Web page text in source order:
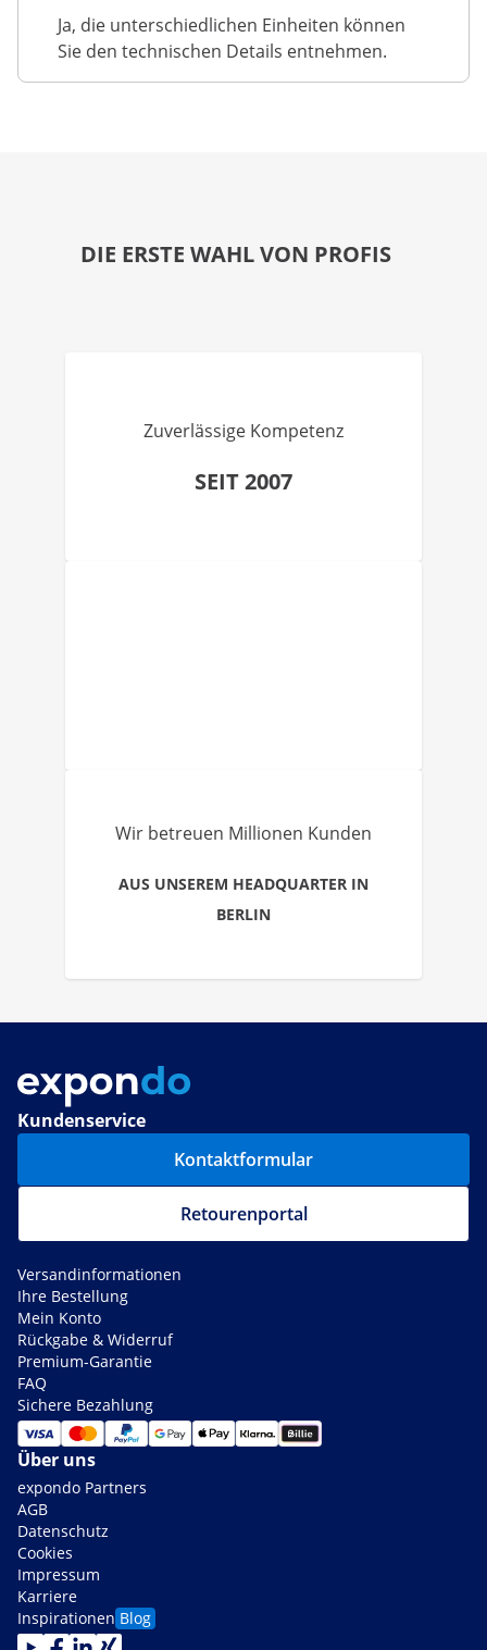
Ja, die unterschiedlichen Einheiten können
Sie den technischen Details entnehmen.
DIE ERSTE WAHL VON PROFIS
Zuverlässige Kompetenz
SEIT 2007
Wir betreuen Millionen Kunden
AUS UNSEREM HEADQUARTER IN
BERLIN
Kundenservice
Kontaktformular
Retourenportal
Versandinformationen
Ihre Bestellung
Mein Konto
Rückgabe & Widerruf
Premium-Garantie
FAQ
Sichere Bezahlung
Über uns
expondo Partners
AGB
Datenschutz
Cookies
Impressum
Karriere
Inspirationen Blog